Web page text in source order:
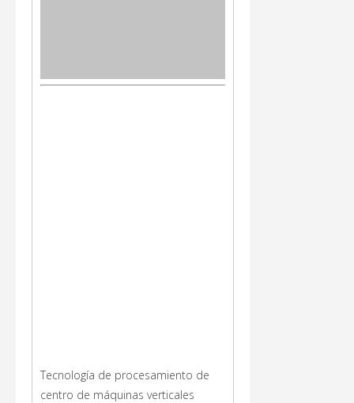
Tecnología de procesamiento de
centro de máquinas verticales